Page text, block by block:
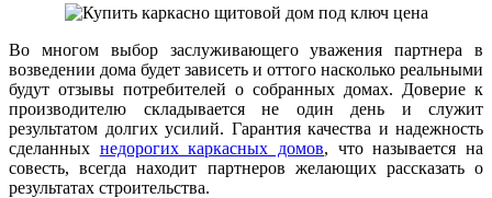
Во многом выбор заслуживающего уважения партнера в
возведении дома будет зависеть и оттого насколько реальными
будут отзывы потребителей о собранных домах. Доверие к
производителю складывается не один день и служит
результатом долгих усилий. Гарантия качества и надежность
сделанных недорогих каркасных домов, что называется на
совесть, всегда находит партнеров желающих рассказать о
результатах строительства.